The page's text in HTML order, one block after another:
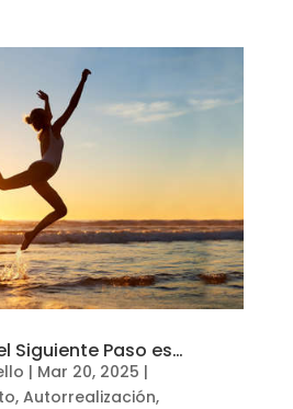
Siguiente Paso es…
| Mar 20, 2025 |
, Autorrealización,